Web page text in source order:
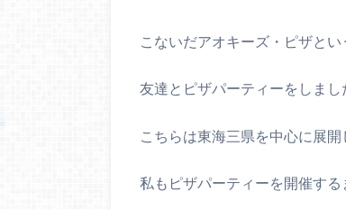
こないだアオキーズ・ピザと
友達とピザパーティーをしまし
こちらは東海三県を中心に展
私もピザパーティーを開催す